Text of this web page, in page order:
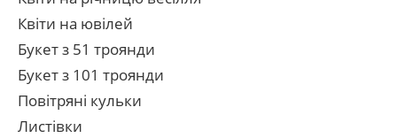
Квіти на ювілей
Букет з 51 троянди
Букет з 101 троянди
Повітряні кульки
Листівки